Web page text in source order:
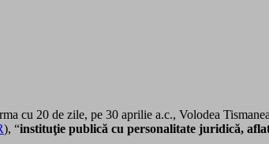
cu 20 de zile, pe 30 aprilie a.c., Volodea
), “instituţie publică cu personalitate juridică,